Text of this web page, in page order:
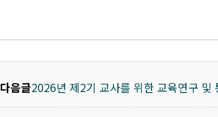
다음글2026년 제2기 교사를 위한 교육연구 및